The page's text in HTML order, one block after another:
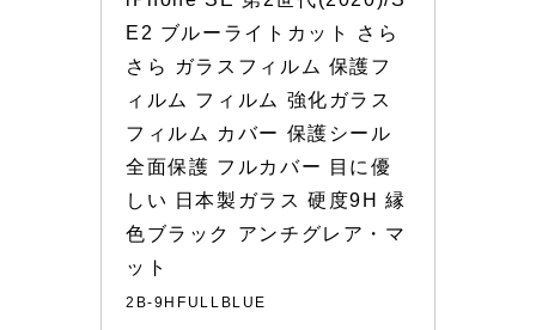
E2 ブルーライトカット さら
さら ガラスフィルム 保護フ
ィルム フィルム 強化ガラス
フィルム カバー 保護シール
全面保護 フルカバー 目に優
しい 日本製ガラス 硬度9H 縁
色ブラック アンチグレア・マ
ット
2B-9HFULLBLUE